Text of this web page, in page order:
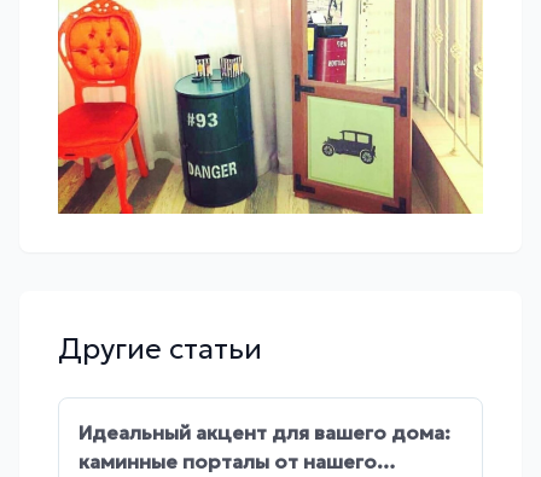
Другие статьи
Идеальный акцент для вашего дома:
каминные порталы от нашего